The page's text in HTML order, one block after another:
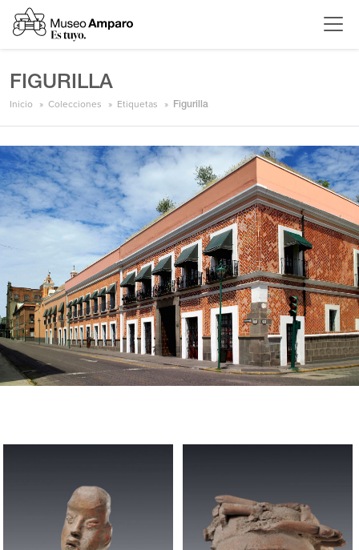
FIGURILLA
Inicio Colecciones Etiquetas Figurilla